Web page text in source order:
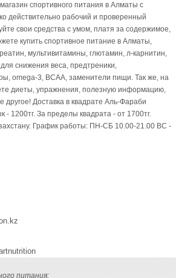
спортивного питания в Алматы с
действительно рабочий и проверенный
свои средства с умом, платя за содержимое,
купить спортивное питание в Алматы,
мультивитамины, глютамин, л-карнитин,
снижения веса, предтреники,
omega-3, BCAA, заменители пищи. Так же, на
диеты, упражнения, полезную информацию,
другое! Доставка в квадрате Аль-Фараби
- 1200тг. За пределы квадрата - от 1700тг.
График работы: ПН-СБ 10.00-21.00 ВC -
питания: